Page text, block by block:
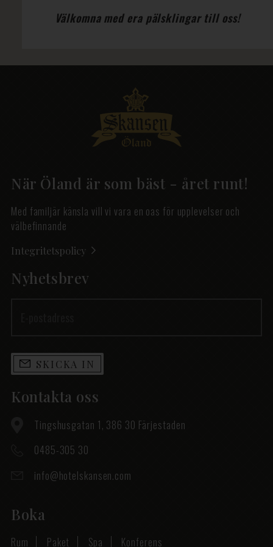
Välkomna med era pälsklingar till oss!
När Öland är som bäst - året runt!
Med familjär känsla vill vi vara en oas för upplevelser och
välbefinnande
Integritetspolicy
Nyhetsbrev
SKICKA IN
Kontakta oss
Tingshusgatan 1, 386 30 Färjestaden
0485-305 30
info@hotelskansen.com
Boka
Rum Paket Spa Konferens